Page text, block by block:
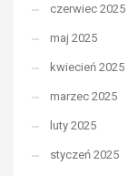
czerwiec 2025
maj 2025
kwiecień 2025
marzec 2025
luty 2025
styczeń 2025